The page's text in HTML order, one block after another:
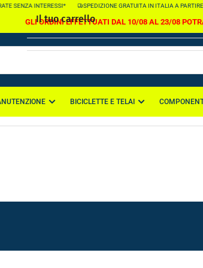
INTERESSI* SPEDIZIONE GRATUITA IN ITALIA A PARTIRE
GLI ORDINI EFFETTUATI DAL 10/08 AL 23/08
BICICLETTE E TELAI
Il tuo carrello
Il tuo carrello è vuoto